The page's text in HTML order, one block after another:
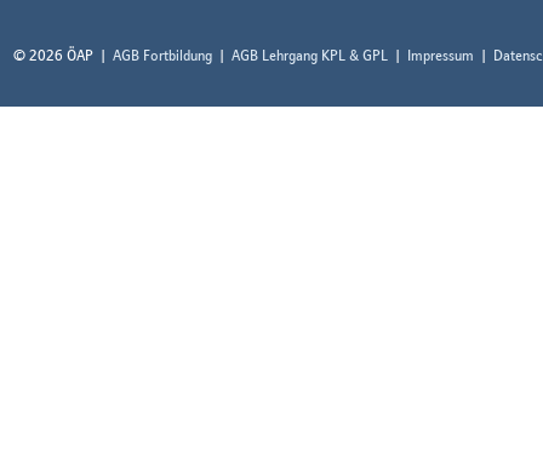
© 2026 ÖAP AGB Fortbildung AGB Lehrgang KPL & GPL Impressum